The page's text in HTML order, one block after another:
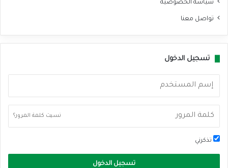
سياسة الخصوصية
تواصل معنا
تسجيل الدخول
نسيت كلمة المرور؟
تذكرني
تسجيل الدخول